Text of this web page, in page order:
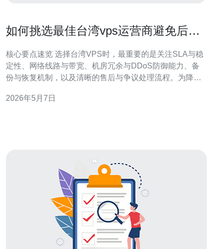
如何挑选最佳台湾vps运营商避免后期
核心要点速览 选择台湾VPS时，最重要的是关注SLA与稳
定性、网络线路与带宽、机房冗余与DDoS防御能力、备
份与恢复机制，以及清晰的售后与争议处理流程。为降低
与托管服务商，因为其在网络技术、机房连通性与客服响
2026年5月7日